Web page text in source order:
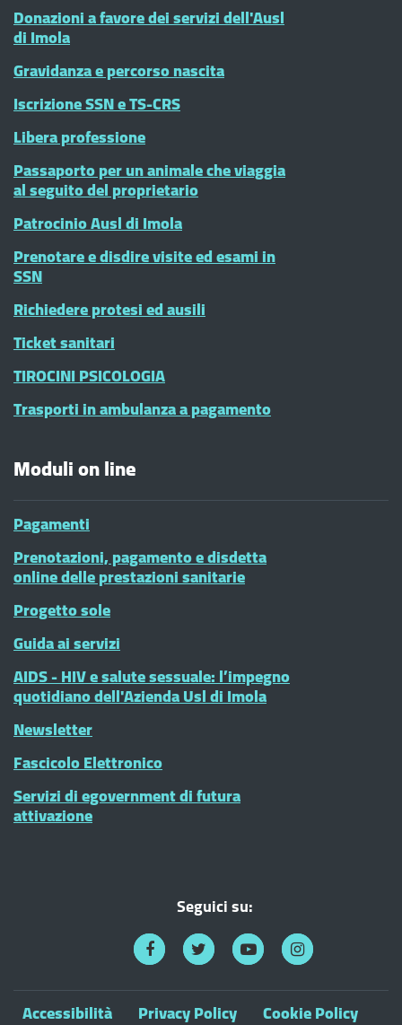
Donazioni a favore dei servizi dell'Ausl
di Imola
Gravidanza e percorso nascita
Iscrizione SSN e TS-CRS
Libera professione
Passaporto per un animale che viaggia
al seguito del proprietario
Patrocinio Ausl di Imola
Prenotare e disdire visite ed esami in
SSN
Richiedere protesi ed ausili
Ticket sanitari
TIROCINI PSICOLOGIA
Trasporti in ambulanza a pagamento
Moduli on line
Pagamenti
Prenotazioni, pagamento e disdetta
online delle prestazioni sanitarie
Progetto sole
Guida ai servizi
AIDS - HIV e salute sessuale: l’impegno
quotidiano dell'Azienda Usl di Imola
Newsletter
Fascicolo Elettronico
Servizi di egovernment di futura
attivazione
Seguici su:
Accessibilità Privacy Policy Cookie Policy